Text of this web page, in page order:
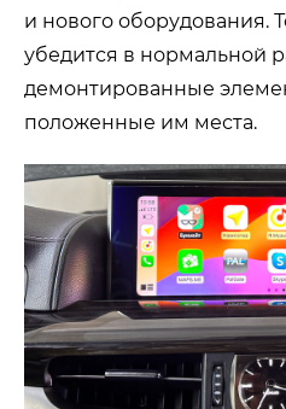
и нового оборудования.
убедится в нормальной
демонтированные
положенные им